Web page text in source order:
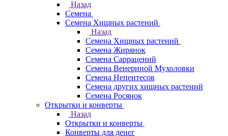
Назад
Семена
Семена Хищных растений
Назад
Семена Хищных растений
Семена Жирянок
Семена Саррацений
Семена Венериной Мухоловки
Семена Непентесов
Семена других хищных растений
Семена Росянок
Открытки и конверты
Назад
Открытки и конверты
Конверты для денег